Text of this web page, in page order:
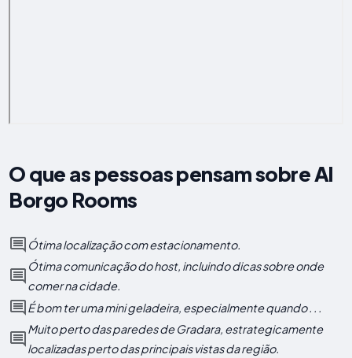
O que as pessoas pensam sobre Al
Borgo Rooms
Ótima localização com estacionamento.
Ótima comunicação do host, incluindo dicas sobre onde
comer na cidade.
É bom ter uma mini geladeira, especialmente quando . . .
Muito perto das paredes de Gradara, estrategicamente
localizadas perto das principais vistas da região.